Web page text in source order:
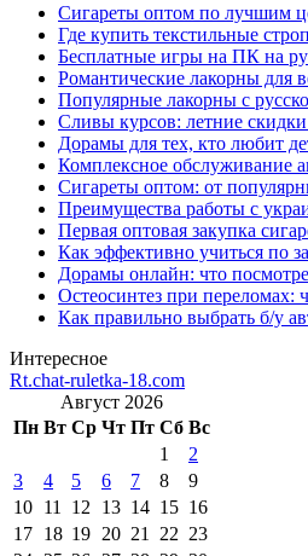
Сигареты оптом по лучшим
Где купить текстильные
Бесплатные игры на ПК на
Романтические лакорны для
Популярные лакорны с
Сливы курсов: летние
Дорамы для тех, кто любит
Комплексное обслуживание
Сигареты оптом: от
Преимущества работы с
Первая оптовая закупка
Как эффективно учиться по
Дорамы онлайн: что
Остеосинтез при переломах:
Как правильно выбрать б/у
Интересное
Rt.chat-ruletka-18.com
Август 2026
Пн Вт Ср Чт Пт Сб Вс
1
2
3
4 5 6 7 8
9
10 11 12 13 14 15 16
17 18 19 20 21 22 23